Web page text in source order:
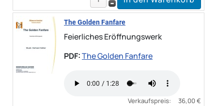
The Golden Fanfare
Feierliches Eröffnungswerk
PDF:The Golden Fanfare
Verkaufspreis: 36,00 €